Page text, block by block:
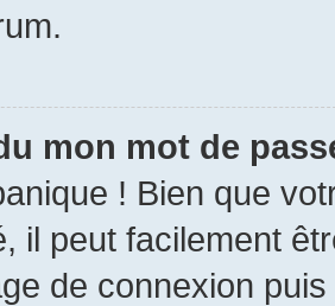
mon mot de
! Bien que
il peut facilement
de connexion